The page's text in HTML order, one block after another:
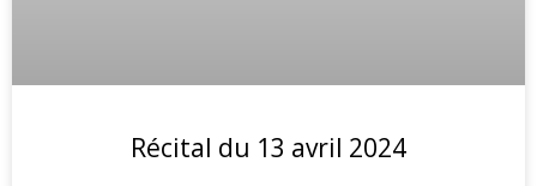
Récital du 13 avril 2024